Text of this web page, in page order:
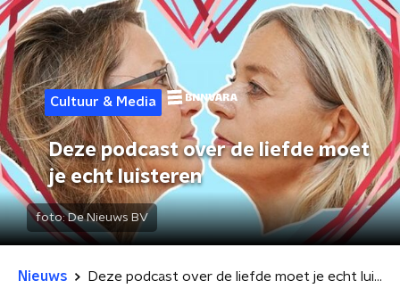
Cultuur & Media
Deze podcast over de liefde moet
je echt luisteren
foto:De Nieuws BV
Nieuws Deze podcast over de liefde moet je echt luisteren